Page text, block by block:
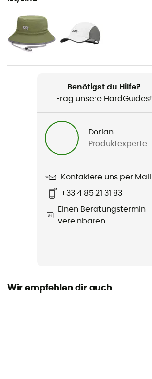
Geschlecht
Herren
Gewicht
390 g
Ferrosi Pants - 32"
Wasserdichtigkeit
Wasserabweisend
Winddicht
Benötigst du Hilfe?
Frag unsere HardGuides!
Dorian
Produktexperte
Kontakiere uns per Mail
+33 4 85 21 31 83
Einen Beratungstermin
vereinbaren
Wir empfehlen dir auch